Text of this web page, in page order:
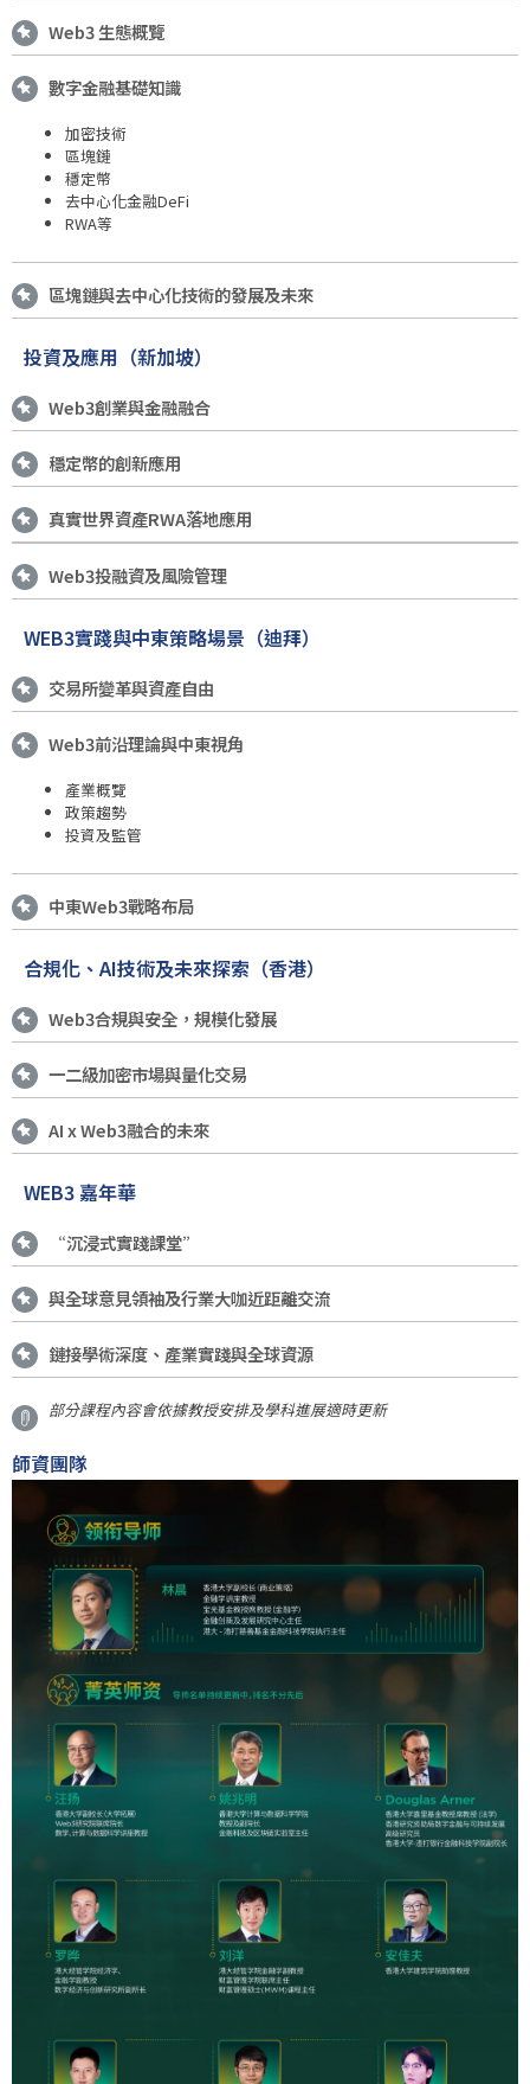
Web3 生態概覽
數字金融基礎知識
加密技術
區塊鏈
穩定幣
去中心化金融DeFi
RWA等
區塊鏈與去中心化技術的發展及未來
投資及應用（新加坡）
Web3創業與金融融合
穩定幣的創新應用
真實世界資產RWA落地應用
Web3投融資及風險管理
WEB3實踐與中東策略場景（迪拜）
交易所變革與資產自由
Web3前沿理論與中東視角
產業概覽
政策趨勢
投資及監管
中東Web3戰略布局
合規化、AI技術及未來探索（香港）
Web3合規與安全，規模化發展
一二級加密市場與量化交易
AI x Web3融合的未來
WEB3 嘉年華
“沉浸式實踐課堂”
與全球意見領袖及行業大咖近距離交流
鏈接學術深度、產業實踐與全球資源
部分課程內容會依據教授安排及學科進展適時更新
師資團隊